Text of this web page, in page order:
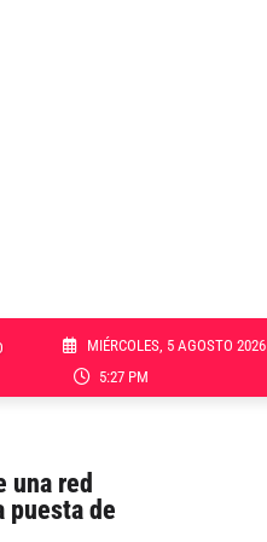
MIÉRCOLES, 5 AGOSTO 2026
5:27 PM
una red
puesta de